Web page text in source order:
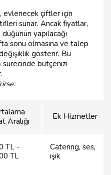
, evlenecek çiftler için
sunar. Ancak fiyatlar,
yapılacağı
sonu olmasına ve talep
gösterir. Bu
sürecinde bütçenizi
Aralığı
Ek Hizmetler
TL -
TL
Catering, ses,
ışık